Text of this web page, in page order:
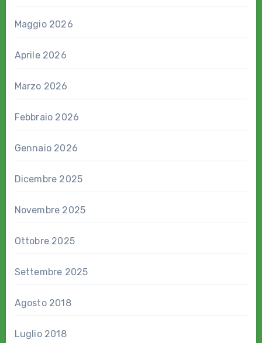
Maggio 2026
Aprile 2026
Marzo 2026
Febbraio 2026
Gennaio 2026
Dicembre 2025
Novembre 2025
Ottobre 2025
Settembre 2025
Agosto 2018
Luglio 2018